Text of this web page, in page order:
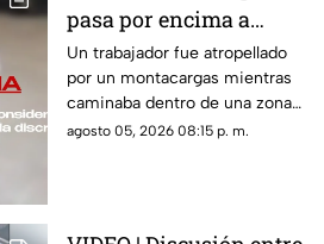
pasa por encima a
trabajador dentro de
una bodega
Un trabajador fue atropellado
por un montacargas mientras
caminaba dentro de una zona
de trabajo; cámaras de
agosto 05, 2026 08:15 p. m.